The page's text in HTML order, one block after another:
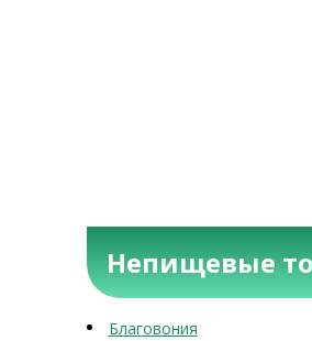
Непищевые
Благовония